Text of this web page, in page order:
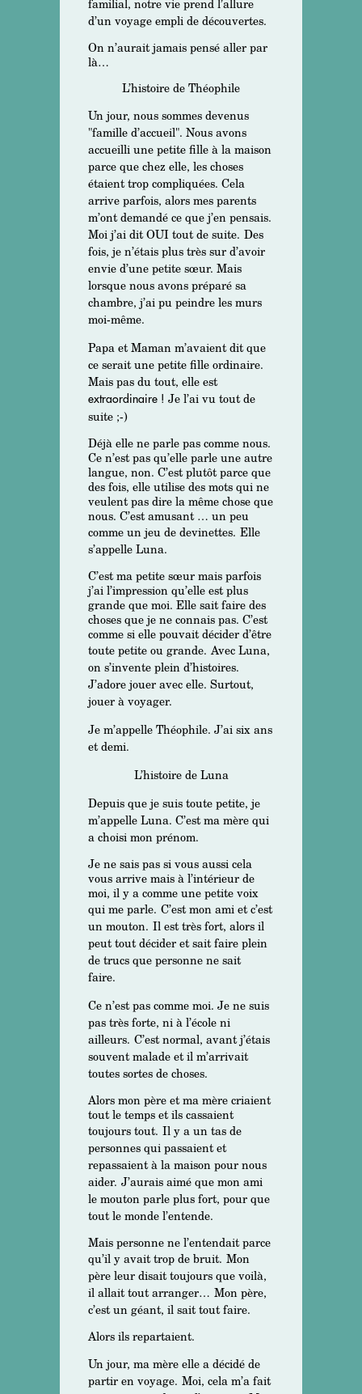
familial, notre vie prend l’allure
d’un voyage empli de découvertes.
On n’aurait jamais pensé aller par
là…
L’histoire de Théophile
Un jour, nous sommes devenus
"famille d’accueil". Nous avons
accueilli une petite fille à la maison
parce que chez elle, les choses
étaient trop compliquées. Cela
arrive parfois, alors mes parents
m’ont demandé ce que j’en pensais.
Moi j’ai dit OUI tout de suite. Des
fois, je n’étais plus très sur d’avoir
envie d’une petite sœur. Mais
lorsque nous avons préparé sa
chambre, j’ai pu peindre les murs
moi-même.
Papa et Maman m’avaient dit que
ce serait une petite fille ordinaire.
Mais pas du tout, elle est
extraordinaire ! Je l’ai vu tout de
suite ;-)
Déjà elle ne parle pas comme nous.
Ce n’est pas qu’elle parle une autre
langue, non. C’est plutôt parce que
des fois, elle utilise des mots qui ne
veulent pas dire la même chose que
nous. C’est amusant … un peu
comme un jeu de devinettes. Elle
s’appelle Luna.
C’est ma petite sœur mais parfois
j’ai l’impression qu’elle est plus
grande que moi. Elle sait faire des
choses que je ne connais pas. C’est
comme si elle pouvait décider d’être
toute petite ou grande. Avec Luna,
on s’invente plein d’histoires.
J’adore jouer avec elle. Surtout,
jouer à voyager.
Je m’appelle Théophile. J’ai six ans
et demi.
L’histoire de Luna
Depuis que je suis toute petite, je
m’appelle Luna. C’est ma mère qui
a choisi mon prénom.
Je ne sais pas si vous aussi cela
vous arrive mais à l’intérieur de
moi, il y a comme une petite voix
qui me parle. C’est mon ami et c’est
un mouton. Il est très fort, alors il
peut tout décider et sait faire plein
de trucs que personne ne sait
faire.
Ce n’est pas comme moi. Je ne suis
pas très forte, ni à l’école ni
ailleurs. C’est normal, avant j’étais
souvent malade et il m’arrivait
toutes sortes de choses.
Alors mon père et ma mère criaient
tout le temps et ils cassaient
toujours tout. Il y a un tas de
personnes qui passaient et
repassaient à la maison pour nous
aider. J’aurais aimé que mon ami
le mouton parle plus fort, pour que
tout le monde l’entende.
Mais personne ne l’entendait parce
qu’il y avait trop de bruit. Mon
père leur disait toujours que voilà,
il allait tout arranger… Mon père,
c’est un géant, il sait tout faire.
Alors ils repartaient.
Un jour, ma mère elle a décidé de
partir en voyage. Moi, cela m’a fait